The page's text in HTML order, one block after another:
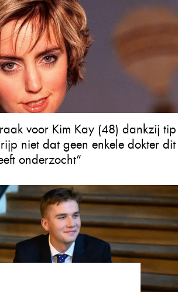
voor Kim Kay (48) dankzij tip
niet dat geen enkele dokter dit
onderzocht”